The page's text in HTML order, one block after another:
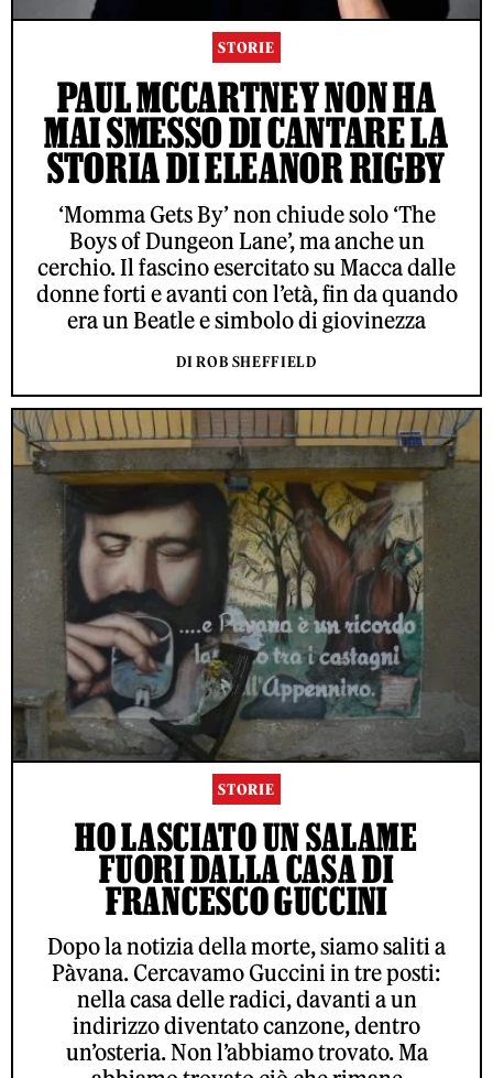
STORIE
PAUL MCCARTNEY NON HA
MAI SMESSO DI CANTARE LA
STORIA DI ELEANOR RIGBY
‘Momma Gets By’ non chiude solo ‘The
Boys of Dungeon Lane’, ma anche un
cerchio. Il fascino esercitato su Macca dalle
donne forti e avanti con l’età, fin da quando
era un Beatle e simbolo di giovinezza
DI ROB SHEFFIELD
STORIE
HO LASCIATO UN SALAME
FUORI DALLA CASA DI
FRANCESCO GUCCINI
Dopo la notizia della morte, siamo saliti a
Pàvana. Cercavamo Guccini in tre posti:
nella casa delle radici, davanti a un
indirizzo diventato canzone, dentro
un’osteria. Non l’abbiamo trovato. Ma